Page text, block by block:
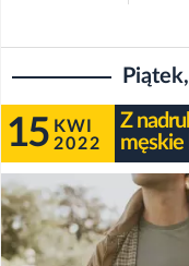
15 KWI
2022
Z
męskie